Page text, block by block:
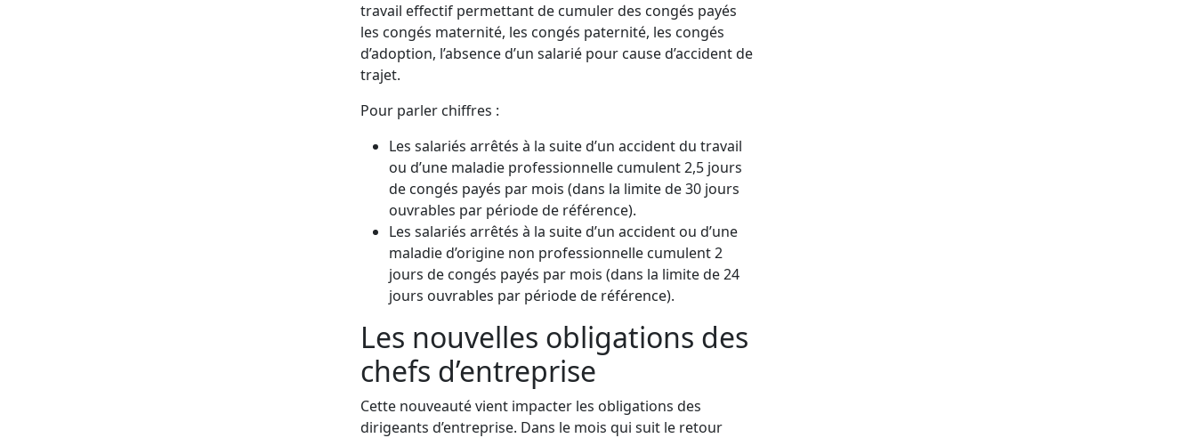
travail effectif permettant de cumuler des congés payés
les congés maternité, les congés paternité, les congés
d’adoption, l’absence d’un salarié pour cause d’accident de
trajet.
Pour parler chiffres :
Les salariés arrêtés à la suite d’un accident du travail
ou d’une maladie professionnelle cumulent 2,5 jours
de congés payés par mois (dans la limite de 30 jours
ouvrables par période de référence).
Les salariés arrêtés à la suite d’un accident ou d’une
maladie d’origine non professionnelle cumulent 2
jours de congés payés par mois (dans la limite de 24
jours ouvrables par période de référence).
Les nouvelles obligations des
chefs d’entreprise
Cette nouveauté vient impacter les obligations des
dirigeants d’entreprise. Dans le mois qui suit le retour